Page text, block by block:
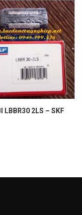
LBBR30 2LS – SKF